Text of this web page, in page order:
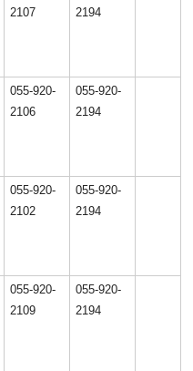
2107
2194
055-920-
2106
055-920-
2194
055-920-
2102
055-920-
2194
055-920-
2109
055-920-
2194